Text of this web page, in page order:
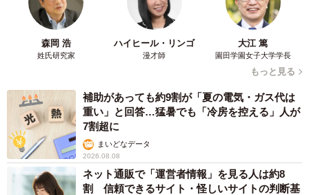
森岡 浩
姓氏研究家
ハイヒール・リンゴ
漫才師
大江 篤
園田学園女子大学学長
もっと見る
補助があっても約9割が「夏の電気・ガス代は
重い」と回答…猛暑でも「冷房を控える」人が
7割超に
まいどなデータ
2026.08.08
ネット通販で「運営者情報」を見る人は約8
割 信頼できるサイト・怪しいサイトの判断基